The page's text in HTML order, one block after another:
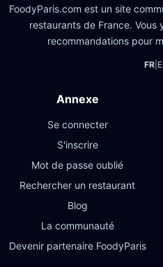
FoodyParis.com est un site
restaurants de France.
recommandations pour
FR|
Annexe
Se connecter
S'inscrire
Mot de passe oublié
Rechercher un restaurant
Blog
La communauté
Devenir partenaire FoodyParis